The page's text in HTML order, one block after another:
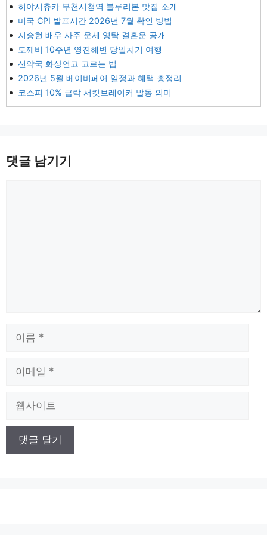
히야시츄카 부천시청역 블루리본 맛집 소개
미국 CPI 발표시간 2026년 7월 확인 방법
지승현 배우 사주 운세 영탁 결혼운 공개
도깨비 10주년 영진해변 당일치기 여행
선약국 화상연고 고르는 법
2026년 5월 베이비페어 일정과 혜택 총정리
코스피 10% 급락 서킷브레이커 발동 의미
댓글 남기기